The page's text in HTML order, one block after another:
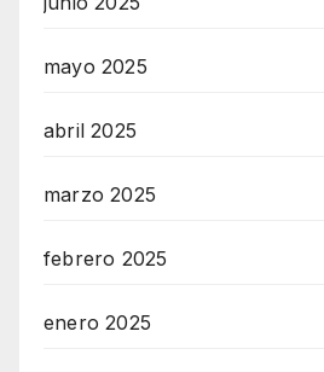
mayo 2025
abril 2025
marzo 2025
febrero 2025
enero 2025